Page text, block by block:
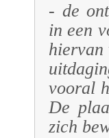
- de
in een
hiervan
vooral
De
zich